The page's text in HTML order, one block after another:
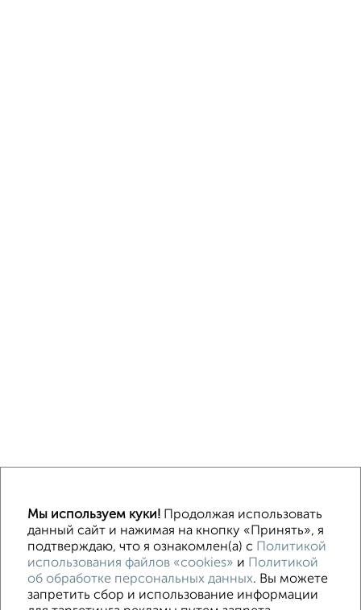
Однокомнатные Двухкомнатные
Без посредников
На длительный срок На сутки Без мебели
Контакты
Политика конфиденциальности
Пользовательское соглашение
Волгоград, улица Огарёва 15
© 2015–2026
Сайт-доска объявлений недвижимости
Мы используем куки!Продолжая использовать
данный сайт и нажимая на кнопку «Принять», я
подтверждаю, что я ознакомлен(а) с Политикой
использования файлов «cookies» и Политикой
об обработке персональных данных. Вы можете
запретить сбор и использование информации